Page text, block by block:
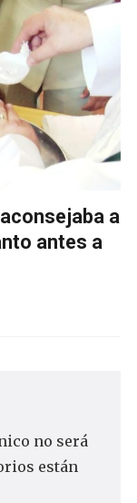
a
antes a
no será
están